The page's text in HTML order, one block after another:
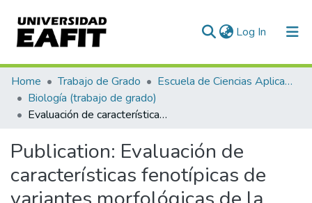
Log In (current)
Communities & Collections
All of DSpace
Home Trabajo de Grado
Escuela de Ciencias Aplicadas e Ingeniería
Biología (trabajo de grado)
Evaluación de características fenotípicas de variantes morfológicas de la cepa Bacillus tequilensis EA-CB0015
Publication: Evaluación de
características fenotípicas de